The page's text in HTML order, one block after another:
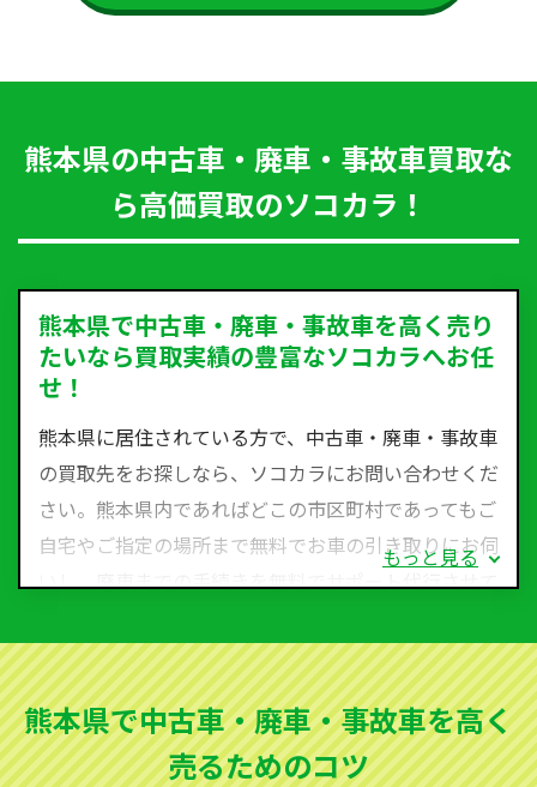
熊本県の中古車・廃車・事故車買取な
ら高価買取のソコカラ！
熊本県で中古車・廃車・事故車を高く売り
たいなら買取実績の豊富なソコカラへお任
せ！
熊本県に居住されている方で、中古車・廃車・事故車
の買取先をお探しなら、ソコカラにお問い合わせくだ
さい。熊本県内であればどこの市区町村であってもご
自宅やご指定の場所まで無料でお車の引き取りにお伺
いし、廃車までの手続きを無料でサポート代行させて
など動かない車、水害車、不動車、乗らなくなってし
まった車、車検が切れて動かすことができない車でも
買取可能です。
ソコカラは世界１１０か国に独自の販売ネットワーク
もっと見る
熊本県で中古車・廃車・事故車を高く
売るためのコツ